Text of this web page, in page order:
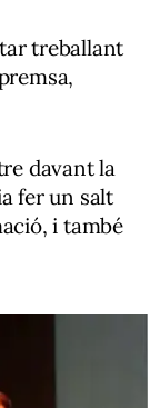
treballant
davant la
fer un salt
i també